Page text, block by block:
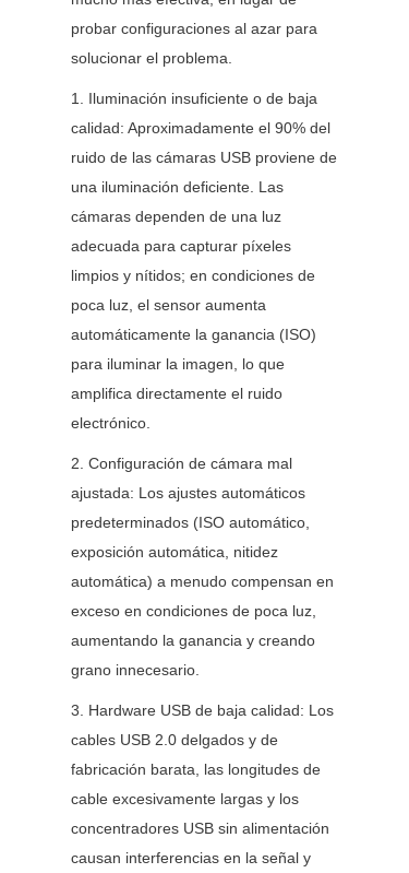
probar configuraciones al azar para
solucionar el problema.
1. Iluminación insuficiente o de baja
calidad: Aproximadamente el 90% del
ruido de las cámaras USB proviene de
una iluminación deficiente. Las
cámaras dependen de una luz
adecuada para capturar píxeles
limpios y nítidos; en condiciones de
poca luz, el sensor aumenta
automáticamente la ganancia (ISO)
para iluminar la imagen, lo que
amplifica directamente el ruido
electrónico.
2. Configuración de cámara mal
ajustada: Los ajustes automáticos
predeterminados (ISO automático,
exposición automática, nitidez
automática) a menudo compensan en
exceso en condiciones de poca luz,
aumentando la ganancia y creando
grano innecesario.
3. Hardware USB de baja calidad: Los
cables USB 2.0 delgados y de
fabricación barata, las longitudes de
cable excesivamente largas y los
concentradores USB sin alimentación
causan interferencias en la señal y